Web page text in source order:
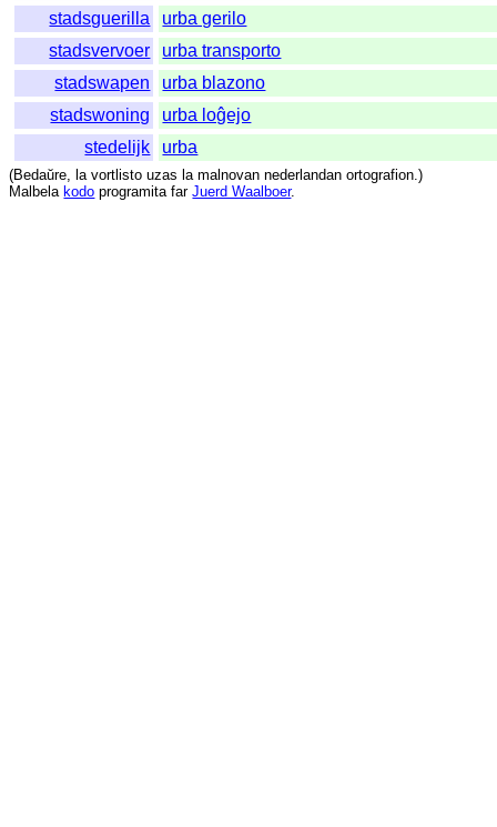
stadsguerilla
urba gerilo
stadsvervoer
urba transporto
stadswapen
urba blazono
stadswoning
urba loĝejo
stedelijk
urba
(Bedaŭre, la vortlisto uzas la malnovan nederlandan ortografion.)
Malbela kodo programita far Juerd Waalboer.